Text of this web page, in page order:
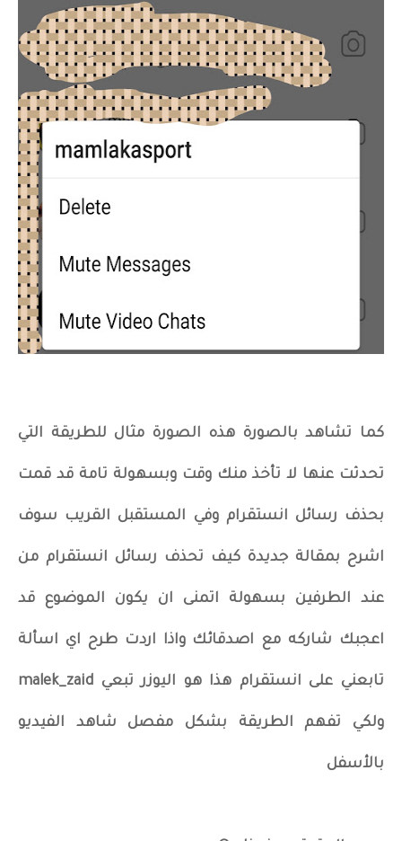
كما تشاهد بالصورة هذه الصورة مثال للطريقة التي
تحدثت عنها لا تأخذ منك وقت وبسهولة تامة قد قمت
بحذف رسائل انستقرام وفي المستقبل القريب سوف
اشرح بمقالة جديدة كيف تحذف رسائل انستقرام من
عند الطرفين بسهولة اتمنى ان يكون الموضوع قد
اعجبك شاركه مع اصدقائك واذا اردت طرح اي اسألة
تابعني على انستقرام هذا هو اليوزر تبعي malek_zaid
ولكي تفهم الطريقة بشكل مفصل شاهد الفيديو
بالأسفل